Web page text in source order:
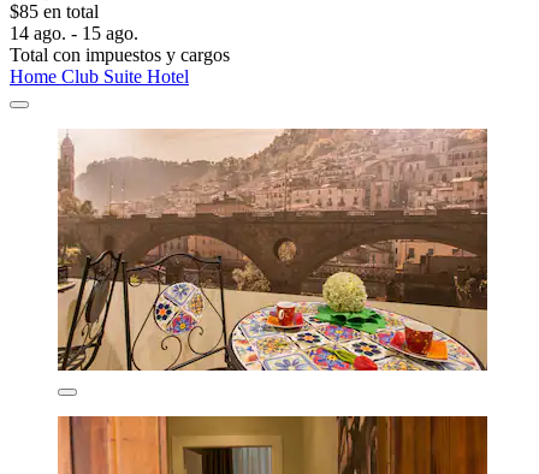
$85 en total
14 ago. - 15 ago.
Total con impuestos y cargos
Home Club Suite Hotel